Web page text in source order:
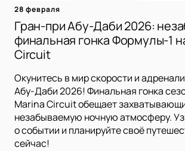
28 февраля
Гран-при Абу-Даби 2026:
финальная гонка Формулы-1
Circuit
Окунитесь в мир скорости и
Абу-Даби 2026! Финальная гонка
Marina Circuit обещает
незабываемую ночную атмосферу.
о событии и планируйте своё
сейчас!